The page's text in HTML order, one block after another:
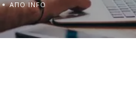
ΑΠΌ INFO